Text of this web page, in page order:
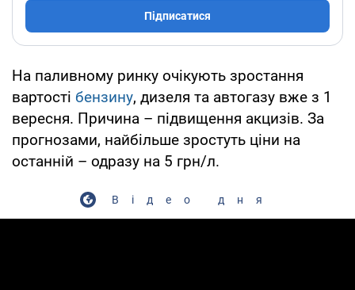
Підписатися
На паливному ринку очікують зростання
вартості бензину, дизеля та автогазу вже з 1
вересня. Причина – підвищення акцизів. За
прогнозами, найбільше зростуть ціни на
останній – одразу на 5 грн/л.
Відео дня